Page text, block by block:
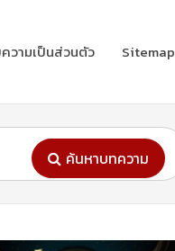
วามเป็นส่วนตัว Sitemap
ค้นหาบทความ